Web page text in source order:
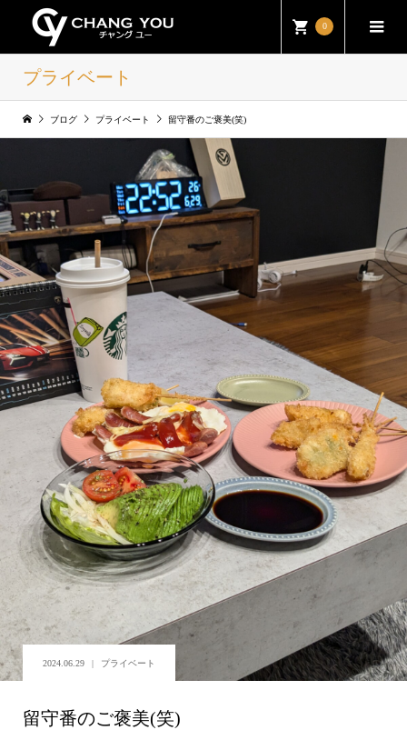
0
プライベート
ブログ プライベート 留守番のご褒美(笑)
2024.06.29 プライベート
留守番のご褒美(笑)